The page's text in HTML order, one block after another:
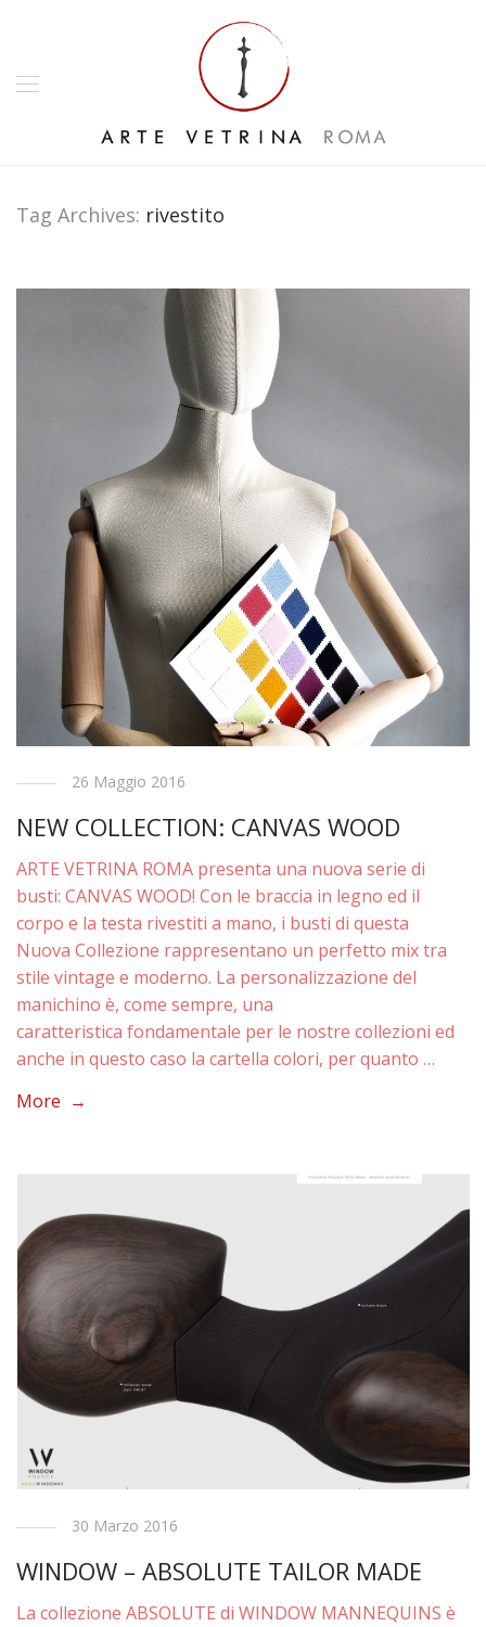
Tag Archives: rivestito
26 Maggio 2016
NEW COLLECTION: CANVAS WOOD
ARTE VETRINA ROMA presenta una nuova serie di
busti: CANVAS WOOD! Con le braccia in legno ed il
corpo e la testa rivestiti a mano, i busti di questa
Nuova Collezione rappresentano un perfetto mix tra
stile vintage e moderno. La personalizzazione del
manichino è, come sempre, una
caratteristica fondamentale per le nostre collezioni ed
anche in questo caso la cartella colori, per quanto …
More →
30 Marzo 2016
WINDOW – ABSOLUTE TAILOR MADE
La collezione ABSOLUTE di WINDOW MANNEQUINS è